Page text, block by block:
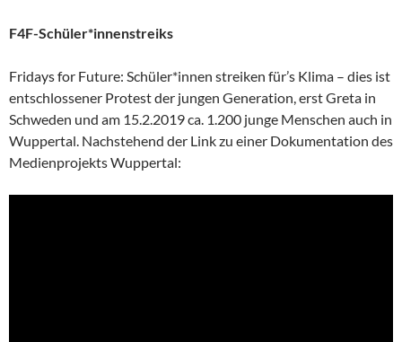
F4F-Schüler*innenstreiks
Fridays for Future: Schüler*innen streiken für’s Klima – dies ist
entschlossener Protest der jungen Generation, erst Greta in
Schweden und am 15.2.2019 ca. 1.200 junge Menschen auch in
Wuppertal. Nachstehend der Link zu einer Dokumentation des
Medienprojekts Wuppertal: